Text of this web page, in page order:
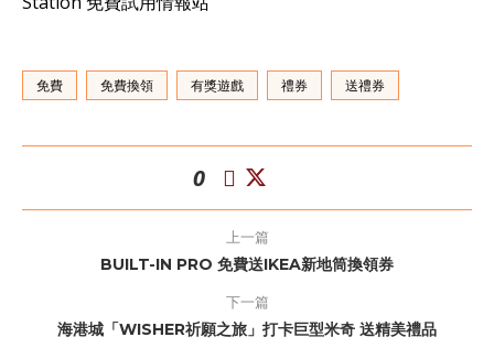
免費 免費換領 有獎遊戲 禮券 送禮券
0
上一篇
BUILT-IN PRO 免費送IKEA新地筒換領券
下一篇
海港城「WISHER祈願之旅」打卡巨型米奇 送精美禮品